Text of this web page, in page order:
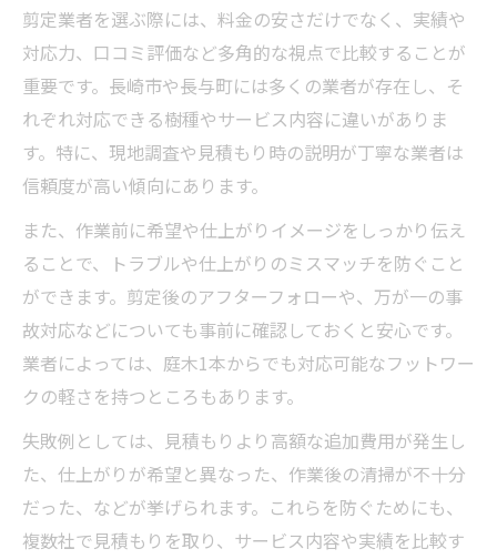
剪定業者を選ぶ際には、料金の安さだけでなく、実績や
対応力、口コミ評価など多角的な視点で比較することが
重要です。長崎市や長与町には多くの業者が存在し、そ
れぞれ対応できる樹種やサービス内容に違いがありま
す。特に、現地調査や見積もり時の説明が丁寧な業者は
信頼度が高い傾向にあります。
また、作業前に希望や仕上がりイメージをしっかり伝え
ることで、トラブルや仕上がりのミスマッチを防ぐこと
ができます。剪定後のアフターフォローや、万が一の事
故対応などについても事前に確認しておくと安心です。
業者によっては、庭木1本からでも対応可能なフットワー
クの軽さを持つところもあります。
失敗例としては、見積もりより高額な追加費用が発生し
た、仕上がりが希望と異なった、作業後の清掃が不十分
だった、などが挙げられます。これらを防ぐためにも、
複数社で見積もりを取り、サービス内容や実績を比較す